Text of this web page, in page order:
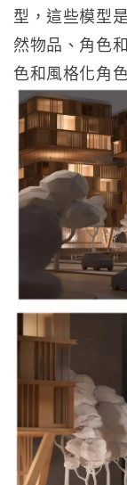
型，這些模型
然物品、角色
色和風格化角